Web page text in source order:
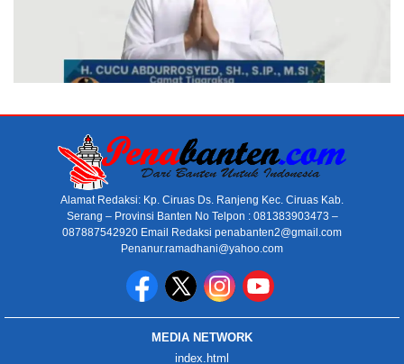
Alamat Redaksi: Kp. Ciruas Ds. Ranjeng Kec. Ciruas Kab.
Serang – Provinsi Banten No Telpon : 081383903473 –
087887542920 Email Redaksi penabanten2@gmail.com
Penanur.ramadhani@yahoo.com
MEDIA NETWORK
index.html